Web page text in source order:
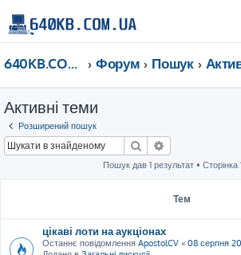
640KB.COM.UA Форум Пошук
Активні теми
Розширений пошук
Пошук
Пошук дав 1 результат • Сторінка
Тем
цікаві лоти на аукціонах
Останнє повідомлення ApostolCV « 08 серпня